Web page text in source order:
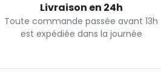
Livraison en 24h
Toute commande passée avant 13h
est expédiée dans la journée